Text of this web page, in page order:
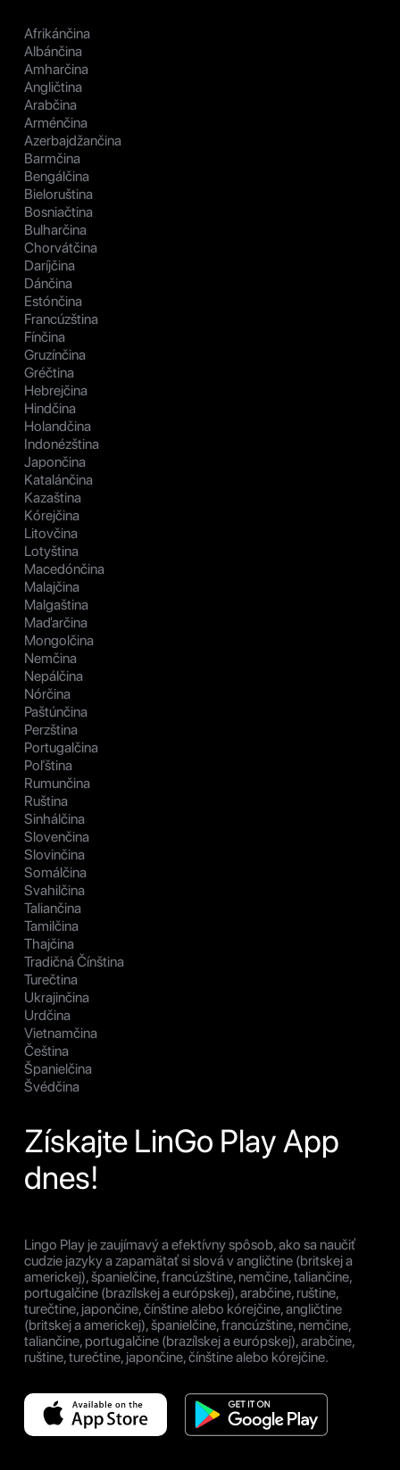
Afrikánčina
Albánčina
Amharčina
Angličtina
Arabčina
Arménčina
Azerbajdžančina
Barmčina
Bengálčina
Bieloruština
Bosniačtina
Bulharčina
Chorvátčina
Daríjčina
Dánčina
Estónčina
Francúzština
Fínčina
Gruzínčina
Gréčtina
Hebrejčina
Hindčina
Holandčina
Indonézština
Japončina
Katalánčina
Kazaština
Kórejčina
Litovčina
Lotyština
Macedónčina
Malajčina
Malgaština
Maďarčina
Mongolčina
Nemčina
Nepálčina
Nórčina
Paštúnčina
Perzština
Portugalčina
Poľština
Rumunčina
Ruština
Sinhálčina
Slovenčina
Slovinčina
Somálčina
Svahilčina
Taliančina
Tamilčina
Thajčina
Tradičná Čínština
Turečtina
Ukrajinčina
Urdčina
Vietnamčina
Čeština
Španielčina
Švédčina
Získajte LinGo Play App
dnes!
Lingo Play je zaujímavý a efektívny spôsob, ako sa naučiť
cudzie jazyky a zapamätať si slová v angličtine (britskej a
americkej), španielčine, francúzštine, nemčine, taliančine,
portugalčine (brazílskej a európskej), arabčine, ruštine,
turečtine, japončine, čínštine alebo kórejčine, angličtine
(britskej a americkej), španielčine, francúzštine, nemčine,
taliančine, portugalčine (brazílskej a európskej), arabčine,
ruštine, turečtine, japončine, čínštine alebo kórejčine.